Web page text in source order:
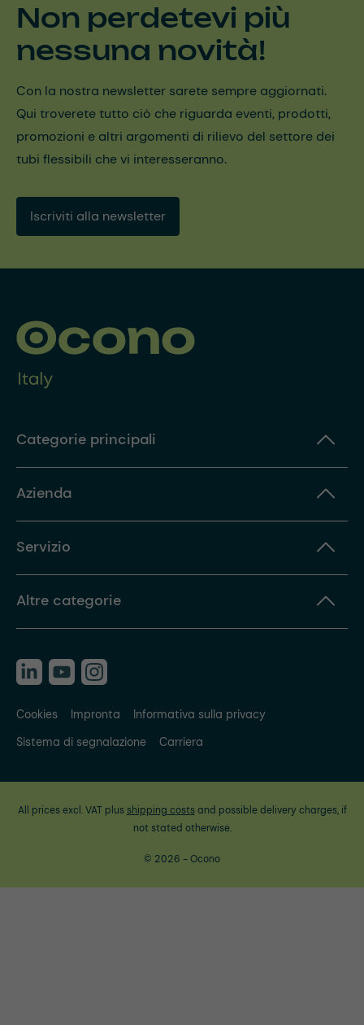
Non perdetevi più
nessuna novità!
Con la nostra newsletter sarete sempre aggiornati.
Qui troverete tutto ciò che riguarda eventi, prodotti,
promozioni e altri argomenti di rilievo del settore dei
tubi flessibili che vi interesseranno.
Iscriviti alla newsletter
Categorie principali
Azienda
Servizio
Altre categorie
Cookies Impronta
Informativa sulla privacy
Sistema di segnalazione
Carriera
All prices excl. VAT plus shipping costsand possible delivery charges, if
not stated otherwise.
© 2026 - Ocono